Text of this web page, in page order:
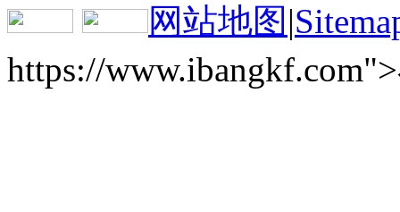
网站地图 |
https://